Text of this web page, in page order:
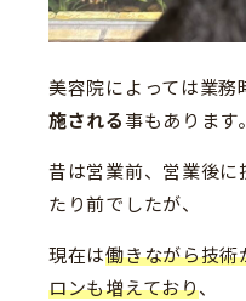
美容院によっては業務
施される事もあります。
昔は営業前、営業後に
たり前でしたが、
現在は働きながら技術
ロンも増えており、